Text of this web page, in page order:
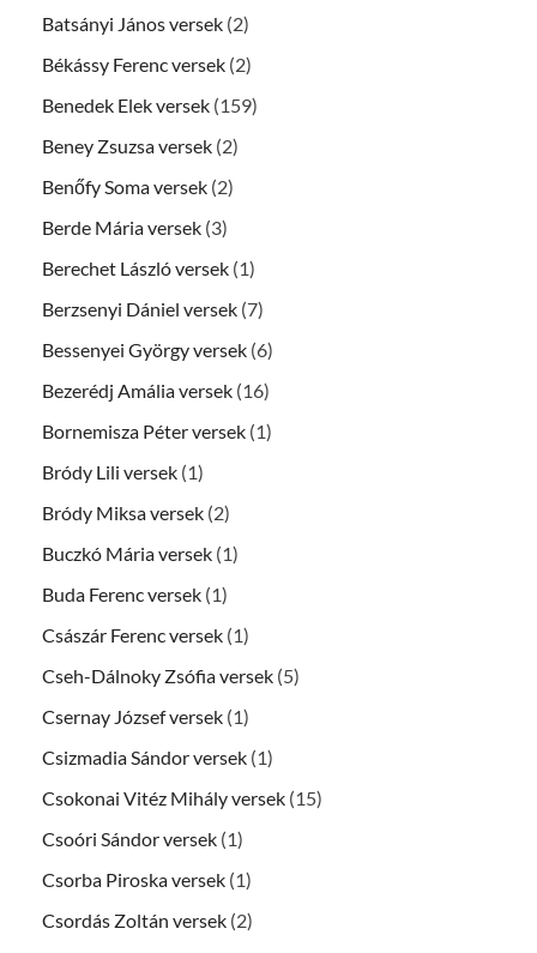
Batsányi János versek (2)
Békássy Ferenc versek (2)
Benedek Elek versek (159)
Beney Zsuzsa versek (2)
Benőfy Soma versek (2)
Berde Mária versek (3)
Berechet László versek (1)
Berzsenyi Dániel versek (7)
Bessenyei György versek (6)
Bezerédj Amália versek (16)
Bornemisza Péter versek (1)
Bródy Lili versek (1)
Bródy Miksa versek (2)
Buczkó Mária versek (1)
Buda Ferenc versek (1)
Császár Ferenc versek (1)
Cseh-Dálnoky Zsófia versek (5)
Csernay József versek (1)
Csizmadia Sándor versek (1)
Csokonai Vitéz Mihály versek (15)
Csoóri Sándor versek (1)
Csorba Piroska versek (1)
Csordás Zoltán versek (2)